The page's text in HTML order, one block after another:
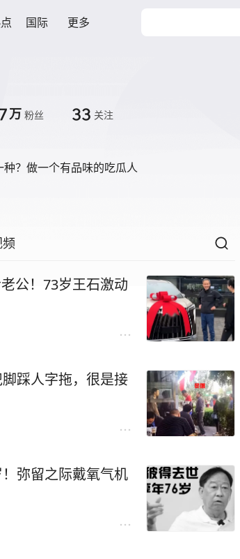
国际 更多
万 粉丝 33 关注
？做一个有品味的吃瓜人
公！73岁王石激动
踩人字拖，很是接
弥留之际戴氧气机